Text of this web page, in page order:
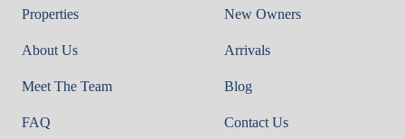
Properties
About Us
Meet The Team
FAQ
New Owners
Arrivals
Blog
Contact Us